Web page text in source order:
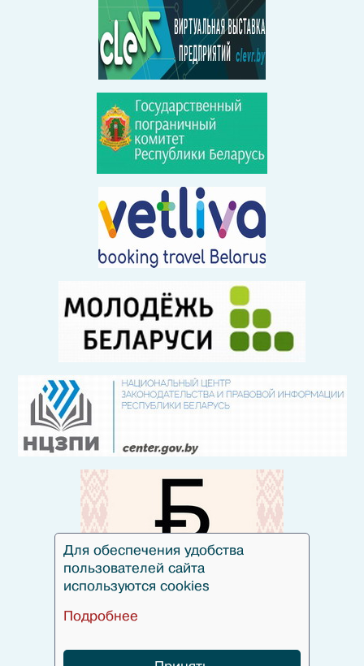
Для обеспечения удобства
пользователей сайта
используются cookies
Подробнее